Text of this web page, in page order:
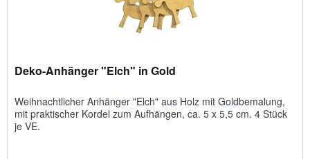
Deko-Anhänger "Elch" in Gold
Weih­nacht­licher An­hänger "Elch" aus Holz mit Gold­be­malung,
mit prakt­ischer Kordel zum Auf­hängen, ca. 5 x 5,5 cm. 4 Stück
je VE.